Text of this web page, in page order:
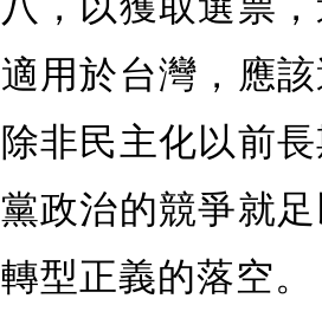
適用於台灣，應
除非民主化以前
黨政治的競爭就
轉型正義的落空。